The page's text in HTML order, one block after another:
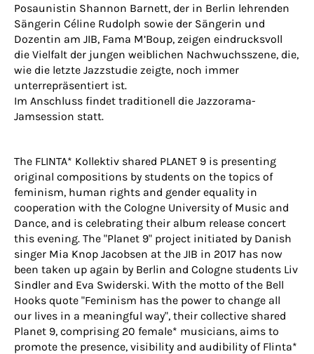
Posaunistin Shannon Barnett, der in Berlin lehrenden
Sängerin Céline Rudolph sowie der Sängerin und
Dozentin am JIB, Fama M’Boup, zeigen eindrucksvoll
die Vielfalt der jungen weiblichen Nachwuchsszene, die,
wie die letzte Jazzstudie zeigte, noch immer
unterrepräsentiert ist.
Im Anschluss findet traditionell die Jazzorama-
Jamsession statt.
The FLINTA* Kollektiv shared PLANET 9 is presenting
original compositions by students on the topics of
feminism, human rights and gender equality in
cooperation with the Cologne University of Music and
Dance, and is celebrating their album release concert
this evening. The "Planet 9" project initiated by Danish
singer Mia Knop Jacobsen at the JIB in 2017 has now
been taken up again by Berlin and Cologne students Liv
Sindler and Eva Swiderski. With the motto of the Bell
Hooks quote "Feminism has the power to change all
our lives in a meaningful way", their collective shared
Planet 9, comprising 20 female* musicians, aims to
promote the presence, visibility and audibility of Flinta*